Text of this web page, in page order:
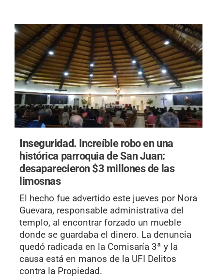
Inseguridad. Increíble robo en una
histórica parroquia de San Juan:
desaparecieron $3 millones de las
limosnas
El hecho fue advertido este jueves por Nora
Guevara, responsable administrativa del
templo, al encontrar forzado un mueble
donde se guardaba el dinero. La denuncia
quedó radicada en la Comisaría 3ª y la
causa está en manos de la UFI Delitos
contra la Propiedad.